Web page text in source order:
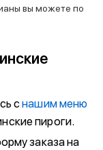
вы можете по
снашим меню
пироги.
заказа на